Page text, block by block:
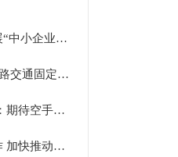
福建泉州市工信局开展“中小企业服务月”活动
数说交通|1-7月公路水路交通固定资产投资达14694亿元
有遗憾也有收获 李红：期待空手道重回奥运的那天
民航局：加强交流合作 加快推动全球民航恢复发展